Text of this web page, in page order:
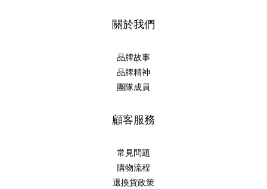
關於我們
品牌故事
品牌精神
團隊成員
顧客服務
常見問題
購物流程
退換貨政策